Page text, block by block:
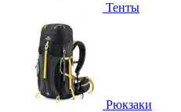
Тенты
Рюкзаки